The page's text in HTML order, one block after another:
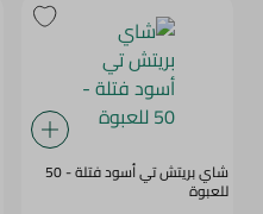
شاي بريتش تي أسود فتلة - 50
للعبوة